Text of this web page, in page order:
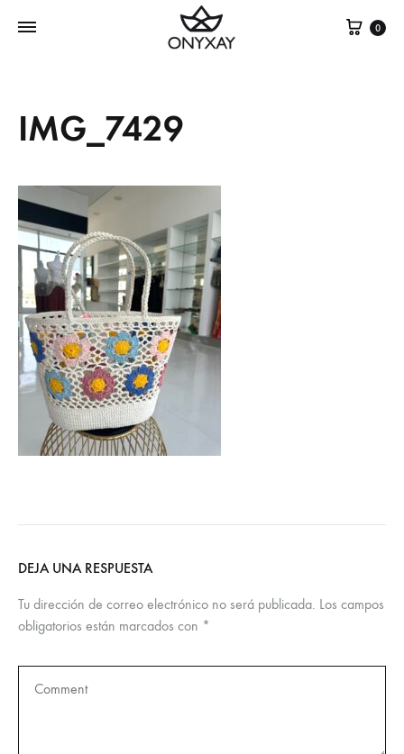
Cesta
0
IMG_7429
DEJA UNA RESPUESTA
Tu dirección de correo electrónico no será publicada. Los campos
obligatorios están marcados con *